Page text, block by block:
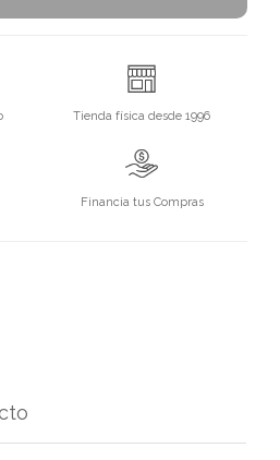
Tienda física desde 1996
Financia tus Compras